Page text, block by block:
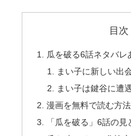
目次
瓜を破る6話ネタバレ
まい子に新しい出
まい子は鍵谷に遭
漫画を無料で読む方
「瓜を破る」6話の